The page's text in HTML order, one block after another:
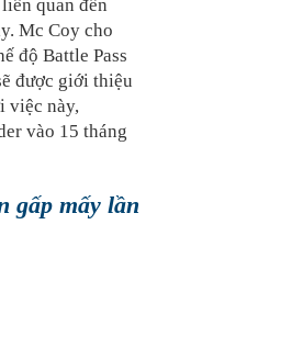
quan đến
Mc Coy cho
độ Battle Pass
được giới thiệu
việc này,
vào 15 tháng
gấp mấy lần